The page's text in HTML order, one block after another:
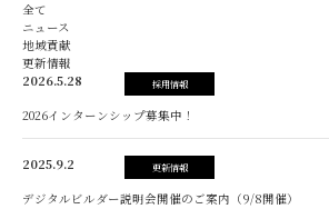
全て
ニュース
地域貢献
更新情報
2026.5.28
採用情報
2026インターンシップ募集中！
2025.9.2 更新情報
デジタルビルダー説明会開催のご案内（9/8開催）